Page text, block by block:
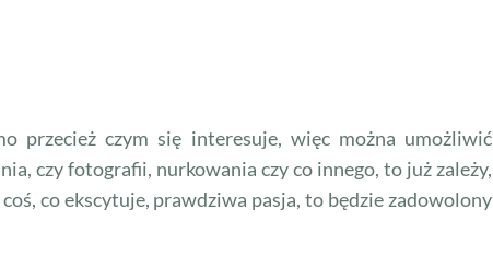
przecież czym się interesuje, więc można umożliwić
czy fotografii, nurkowania czy co innego, to już zależy,
co ekscytuje, prawdziwa pasja, to będzie zadowolony